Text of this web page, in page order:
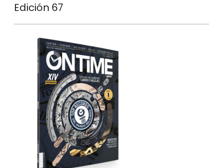
Edición 67